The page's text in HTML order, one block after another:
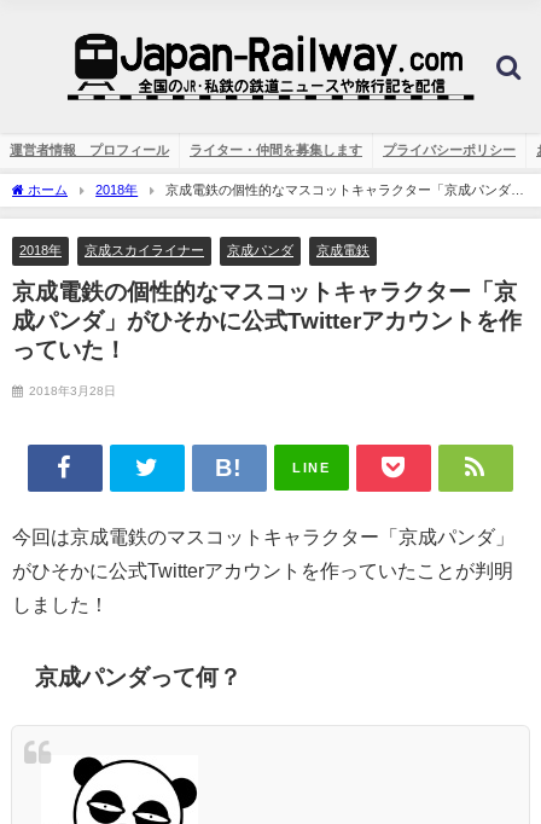
運営者情報 プロフィール ライター・仲間を募集します プライバシーポリシー
ホーム 2018年
京成電鉄の個性的なマスコットキャラクター「京成パンダ」
がひそかに公式Twitterアカウントを作っていた！
2018年 京成スカイライナー 京成パンダ 京成電鉄
京成電鉄の個性的なマスコットキャラクター「京
成パンダ」がひそかに公式Twitterアカウントを作
っていた！
2018年3月28日
LINE
今回は京成電鉄のマスコットキャラクター「京成パンダ」
がひそかに公式Twitterアカウントを作っていたことが判明
しました！
京成パンダって何？